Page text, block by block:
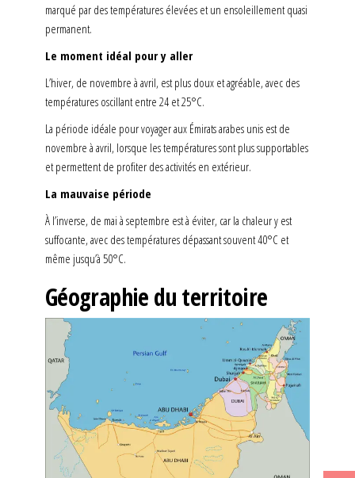
marqué par des températures élevées et un ensoleillement quasi
permanent.
Le moment idéal pour y aller
L’hiver, de novembre à avril, est plus doux et agréable, avec des
températures oscillant entre 24 et 25°C.
La période idéale pour voyager aux Émirats arabes unis est de
novembre à avril, lorsque les températures sont plus supportables
et permettent de profiter des activités en extérieur.
La mauvaise période
À l’inverse, de mai à septembre est à éviter, car la chaleur y est
suffocante, avec des températures dépassant souvent 40°C et
même jusqu’à 50°C.
Géographie du territoire